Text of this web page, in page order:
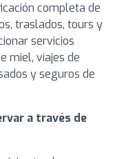
completa de
traslados, tours y
servicios
miel, viajes de
y seguros de
a través de